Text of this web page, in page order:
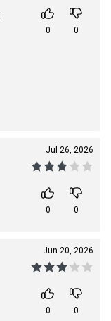
0 0
Jul 26, 2026
0 0
Jun 20, 2026
0 0